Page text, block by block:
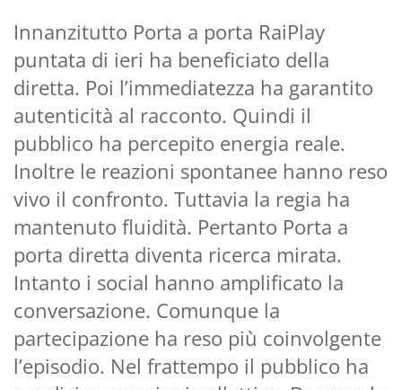
Innanzitutto Porta a porta RaiPlay
puntata di ieri ha beneficiato della
diretta. Poi l’immediatezza ha garantito
autenticità al racconto. Quindi il
pubblico ha percepito energia reale.
Inoltre le reazioni spontanee hanno reso
vivo il confronto. Tuttavia la regia ha
mantenuto fluidità. Pertanto Porta a
porta diretta diventa ricerca mirata.
Intanto i social hanno amplificato la
conversazione. Comunque la
partecipazione ha reso più coinvolgente
l’episodio. Nel frattempo il pubblico ha